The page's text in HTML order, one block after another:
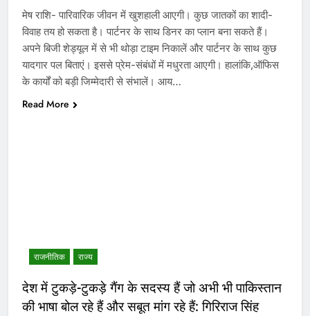
मेष राशि- पारिवारिक जीवन में खुशहाली आएगी। कुछ जातकों का शादी-
विवाह तय हो सकता है। पार्टनर के साथ डिनर का प्लान बना सकते हैं।
अपने बिजी शेड्यूल में से भी थोड़ा टाइम निकालें और पार्टनर के साथ कुछ
यादगार पल बिताएं। इससे प्रेम-संबंधों में मधुरता आएगी। हालांकि,ऑफिस
के कार्यों को बड़ी जिम्मेदारी से संभालें। आय…
Read More
राजनीतिक राज्य
देश में टुकड़े-टुकड़े गैंग के सदस्य हैं जो अभी भी पाकिस्तान
की भाषा बोल रहे हैं और सबूत मांग रहे हैं: गिरिराज सिंह